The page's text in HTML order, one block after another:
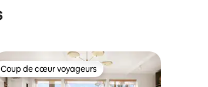
Coup de cœur voyageurs
Coup de cœur voyageurs